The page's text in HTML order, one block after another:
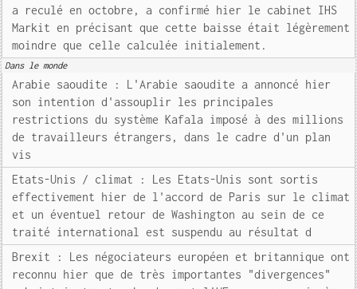
a reculé en octobre, a confirmé hier le cabinet IHS
Markit en précisant que cette baisse était légèrement
moindre que celle calculée initialement.
Dans le monde
Arabie saoudite : L'Arabie saoudite a annoncé hier
son intention d'assouplir les principales
restrictions du système Kafala imposé à des millions
de travailleurs étrangers, dans le cadre d'un plan
vis
Etats-Unis / climat : Les Etats-Unis sont sortis
effectivement hier de l'accord de Paris sur le climat
et un éventuel retour de Washington au sein de ce
traité international est suspendu au résultat d
Brexit : Les négociateurs européen et britannique ont
reconnu hier que de très importantes "divergences"